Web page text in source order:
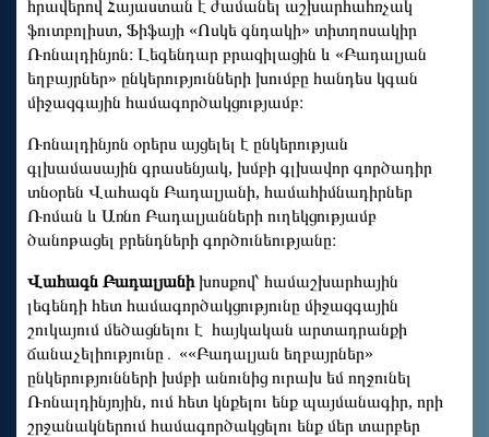
հրավերով Հայաստան է ժամանել աշխարհահռչակ
ֆուտբոլիստ, Ֆիֆայի «Ոսկե գնդակի» տիտղոսակիր
Ռոնալդինյոն։ Լեգենդար բրազիլացին և «Բադալյան
եղբայրներ» ընկերությունների խումբը հանդես կգան
միջազգային համագործակցությամբ։
Ռոնալդինյոն օրերս այցելել է ընկերության
գլխամասային գրասենյակ, խմբի գլխավոր գործադիր
տնօրեն Վահագն Բադալյանի, համահիմնադիրներ
Ռոման և Առնո Բադալյանների ուղեկցությամբ
ծանոթացել բրենդների գործունեությանը։
Վահագն Բադալյանիխոսքով՝ համաշխարհային
լեգենդի հետ համագործակցությունը միջազգային
շուկայում մեծացնելու է հայկական արտադրանքի
ճանաչելիությունը․ ««Բադալյան եղբայրներ»
ընկերությունների խմբի անունից ուրախ եմ ողջունել
Ռոնալդինյոյին, ում հետ կնքելու ենք պայմանագիր, որի
շրջանակներում համագործակցելու ենք մեր տարբեր